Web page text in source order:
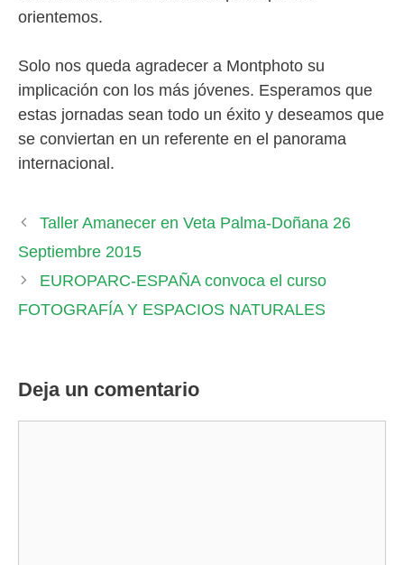
orientemos.
Solo nos queda agradecer a Montphoto su
implicación con los más jóvenes. Esperamos que
estas jornadas sean todo un éxito y deseamos que
se conviertan en un referente en el panorama
internacional.
Taller Amanecer en Veta Palma-Doñana 26
Septiembre 2015
EUROPARC-ESPAÑA convoca el curso
FOTOGRAFÍA Y ESPACIOS NATURALES
Deja un comentario